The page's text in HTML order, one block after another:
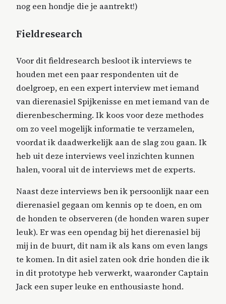
nog een hondje die je aantrekt!)
Fieldresearch
Voor dit fieldresearch besloot ik interviews te
houden met een paar respondenten uit de
doelgroep, en een expert interview met iemand
van dierenasiel Spijkenisse en met iemand van de
dierenbescherming. Ik koos voor deze methodes
om zo veel mogelijk informatie te verzamelen,
voordat ik daadwerkelijk aan de slag zou gaan. Ik
heb uit deze interviews veel inzichten kunnen
halen, vooral uit de interviews met de experts.
Naast deze interviews ben ik persoonlijk naar een
dierenasiel gegaan om kennis op te doen, en om
de honden te observeren (de honden waren super
leuk). Er was een opendag bij het dierenasiel bij
mij in de buurt, dit nam ik als kans om even langs
te komen. In dit asiel zaten ook drie honden die ik
in dit prototype heb verwerkt, waaronder Captain
Jack een super leuke en enthousiaste hond.